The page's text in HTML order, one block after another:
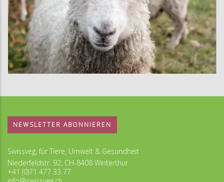
NEWSLETTER ABONNIEREN
Swissveg, für Tiere, Umwelt & Gesundheit
Niederfeldstr. 92, CH-8408 Winterthur
+41 (0)71 477 33 77